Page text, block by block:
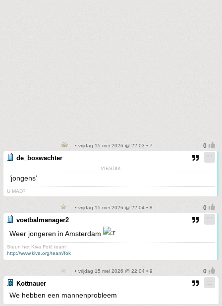
• vrijdag 15 mei 2026 @ 22:03 • 7
de_boswachter
VIESDIK
‘jongens’
U MAD?
• vrijdag 15 mei 2026 @ 22:04 • 8
voetbalmanager2
Weer jongeren in Amsterdam
Steun het Kiva Fok! team!
http://www.kiva.org/team/fok
• vrijdag 15 mei 2026 @ 22:04 • 9
Kottnauer
We hebben een mannenprobleem